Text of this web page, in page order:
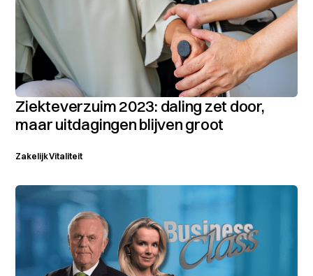
Ziekteverzuim 2023: daling zet door,
maar uitdagingen blijven groot
ZakelijkVitaliteit